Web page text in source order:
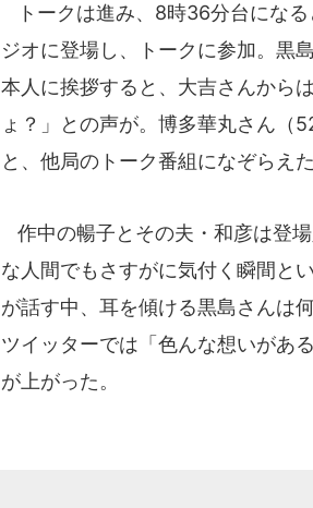
トークは進み、8時36分台にな
ジオに登場し、トークに参加。黒
本人に挨拶すると、大吉さんから
ょ？」との声が。博多華丸さん（
と、他局のトーク番組になぞらえた
作中の暢子とその夫・和彦は登
な人間でもさすがに気付く瞬間と
が話す中、耳を傾ける黒島さんは
ツイッターでは「色んな想いがあ
が上がった。